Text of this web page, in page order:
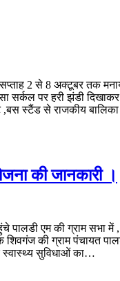
2 से 8 अक्टूबर तक
पर हरी झंडी
स्टैंड से राजकीय बालिका
की जानकारी ।
एम की ग्राम सभा
की ग्राम पंचायत
स्वास्थ्य सुविधाओं का…